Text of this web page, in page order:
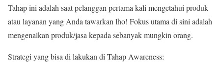
Tahap ini adalah saat pelanggan pertama kali mengetahui produk
atau layanan yang Anda tawarkan lho! Fokus utama di sini adalah
mengenalkan produk/jasa kepada sebanyak mungkin orang.
Strategi yang bisa di lakukan di Tahap Awareness: